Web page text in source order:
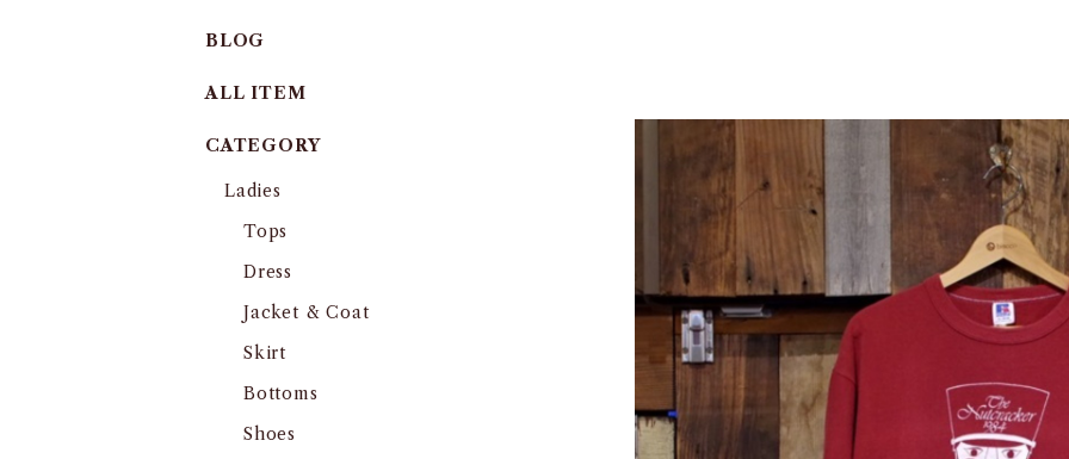
BLOG
ALL ITEM
CATEGORY
Ladies
Tops
Dress
Jacket & Coat
Skirt
Bottoms
Shoes